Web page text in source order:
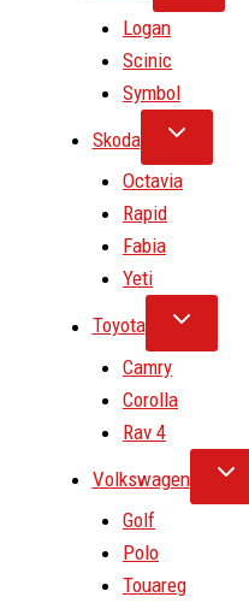
Logan
Scinic
Symbol
Skoda
Octavia
Rapid
Fabia
Yeti
Toyota
Camry
Corolla
Rav 4
Volkswagen
Golf
Polo
Touareg